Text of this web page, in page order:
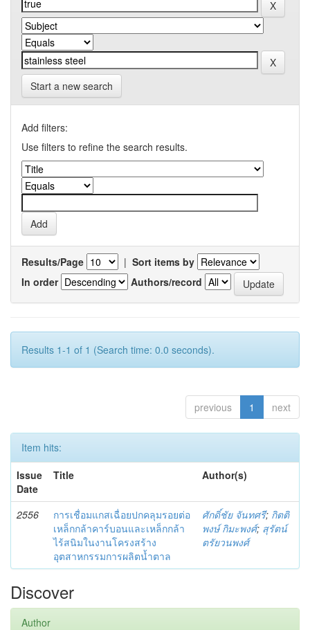
Start a new search
Add filters:
Use filters to refine the search results.
Results/Page | Sort items by
In order
Authors/record
Results 1-1 of 1 (Search time: 0.0 seconds).
previous 1 next
Item hits:
Issue
Date
Title Author(s)
2556
การเชื่อมแกสเฉื่อยปกคลุมรอยต่อ
เหล็กกล้าคาร์บอนและเหล็กกล้า
ไร้สนิมในงานโครงสร้าง
อุตสาหกรรมการผลิตน้ำตาล
ศักดิ์ชัย จันทศรี; กิตติ
พงษ์ กิมะพงศ์; สุรัตน์
ตรัยวนพงศ์
Discover
Author